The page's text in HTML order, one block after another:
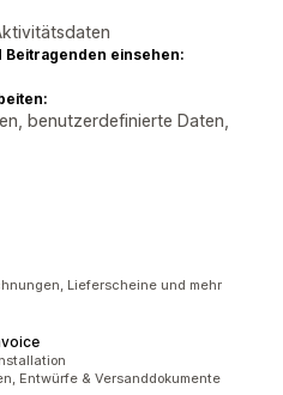
Beitragenden einsehen:
benutzerdefinierte Daten,
Lieferscheine und mehr
Entwürfe & Versanddokumente